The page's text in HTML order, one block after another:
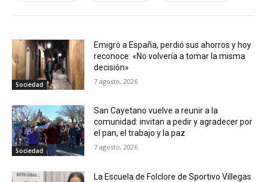
Sociedad
Emigró a España, perdió sus ahorros y hoy
reconoce: «No volvería a tomar la misma
decisión»
7 agosto, 2026
Sociedad
San Cayetano vuelve a reunir a la
comunidad: invitan a pedir y agradecer por
el pan, el trabajo y la paz
7 agosto, 2026
La Escuela de Folclore de Sportivo Villegas